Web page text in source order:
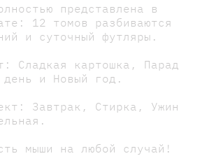
представлена в
12 томов разбиваются
и суточный футляры.
Сладкая картошка, Парад
день и Новый год.
Завтрак, Стирка, Ужин
мыши на любой случай!